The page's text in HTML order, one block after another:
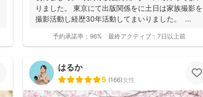
りました。 東京にて出版関係をに土日は家族撮影を
撮影活動し経歴30年活動してまいりました。 ...
予約承諾率： 96% 最終アクティブ： 7日以上前
はるか
5 (166)女性